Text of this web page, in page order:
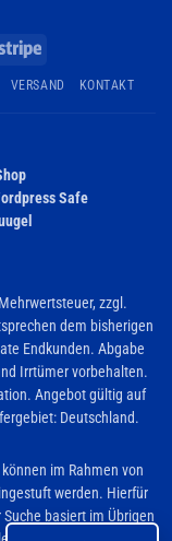
Stripe
VERSAND
KONTAKT
Safe
zzgl.
dem bisherigen
Endkunden. Abgabe
Irrtümer vorbehalten.
Angebot gültig auf
Deutschland.
im Rahmen von
werden. Hierfür
basiert im Übrigen